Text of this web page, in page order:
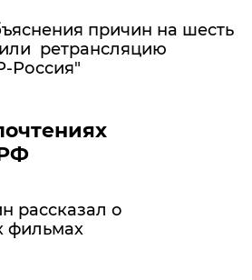
причин на шесть
ретрансляцию
Россия"
рассказал о
фильмах